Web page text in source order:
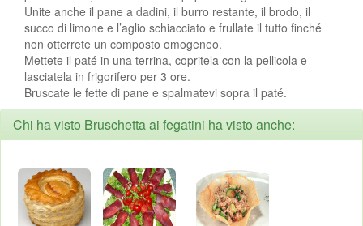
Unite anche il pane a dadini, il burro restante, il brodo, il
succo di limone e l’aglio schiacciato e frullate il tutto finché
non otterrete un composto omogeneo.
Mettete il paté in una terrina, copritela con la pellicola e
lasciatela in frigorifero per 3 ore.
Bruscate le fette di pane e spalmatevi sopra il paté.
Chi ha visto Bruschetta ai fegatini ha visto anche: